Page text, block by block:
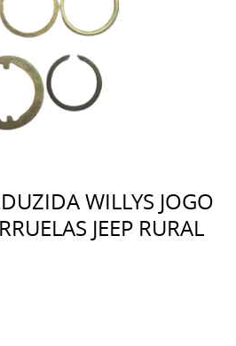
WILLYS JOGO
JEEP RURAL